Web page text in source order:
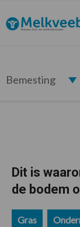
de
hoofdnavigatie
de
hoofd
de
eerste
de
voettekst
Bemesting
Dit is
de bodem
Gras